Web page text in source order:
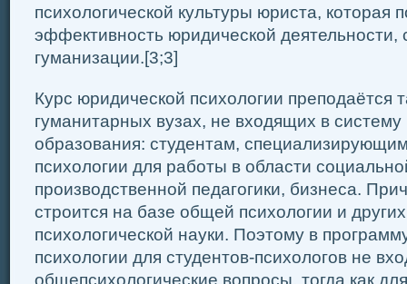
психологической культуры юриста, которая
эффективность юридической деятельности,
гуманизации.[3;3]
Курс юридической психологии преподаётся
гуманитарных вузах, не входящих в систему
образования: студентам,
психологии для работы в области
производственной педагогики, бизнеса.
строится на базе общей психологии и
психологической науки. Поэтому в
психологии для студентов-психологов не
общепсихологические вопросы, тогда как